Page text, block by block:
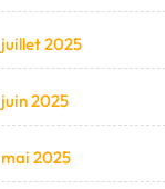
juillet 2025
juin 2025
mai 2025